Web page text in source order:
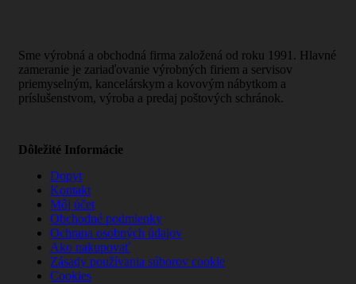
Sme výrobná a obchodná firma založená od roku 1991. Hlavné
zameranie je zariaďovanie výrobných firiem a servisov
priemyselným, kancelárskym a kovovým nábytkom a
príslušenstvom, výroba a predaj poštových schránok.
Dôležité Informácie
Dopyt
Kontakt
Môj účet
Obchodné podmienky
Ochrana osobných údajov
Ako nakupovať
Zásady používania súborov cookie
Cookies